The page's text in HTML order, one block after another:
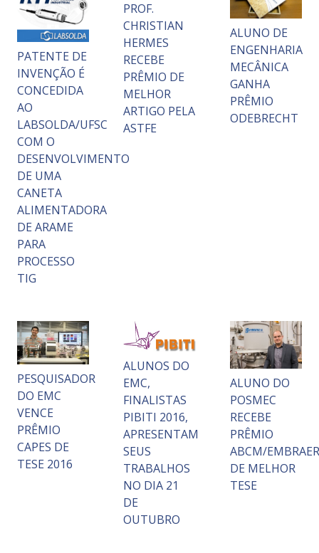
PATENTE DE
INVENÇÃO É
CONCEDIDA
AO
LABSOLDA/UFSC
COM O
DESENVOLVIMENTO
DE UMA
CANETA
ALIMENTADORA
DE ARAME
PARA
PROCESSO
TIG
PROF.
CHRISTIAN
HERMES
RECEBE
PRÊMIO DE
MELHOR
ARTIGO PELA
ASTFE
ALUNO DE
ENGENHARIA
MECÂNICA
GANHA
PRÊMIO
ODEBRECHT
PESQUISADOR
DO EMC
VENCE
PRÊMIO
CAPES DE
TESE 2016
ALUNOS DO
EMC,
FINALISTAS
PIBITI 2016,
APRESENTAM
SEUS
TRABALHOS
NO DIA 21
DE
OUTUBRO
ALUNO DO
POSMEC
RECEBE
PRÊMIO
ABCM/EMBRAER
DE MELHOR
TESE